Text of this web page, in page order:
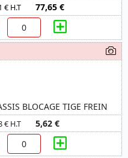
€ H.T 77,65 €
BLOCAGE TIGE FREIN
€ H.T 5,62 €